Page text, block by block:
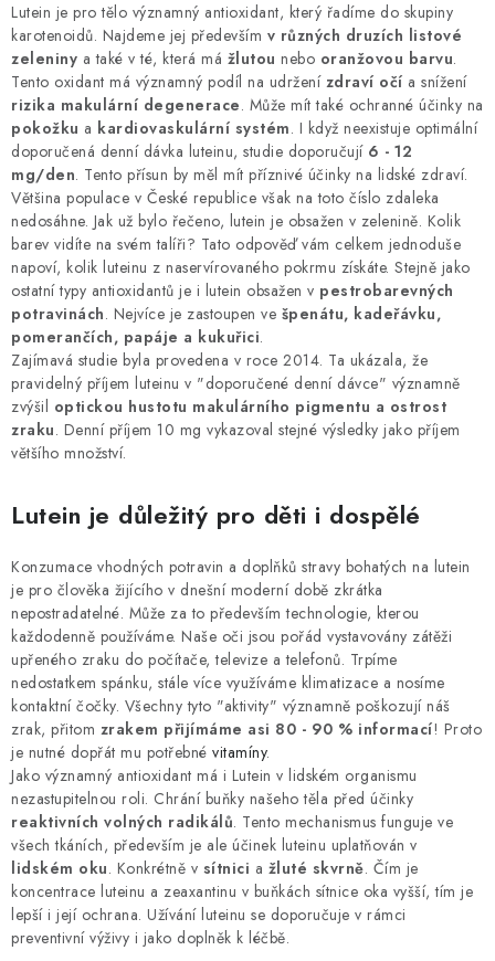
Lutein je pro tělo významný antioxidant, který řadíme do skupiny
karotenoidů. Najdeme jej především v různých druzích listové
zeleniny a také v té, která má žlutou nebo oranžovou barvu.
Tento oxidant má významný podíl na udržení zdraví očí a snížení
rizika makulární degenerace. Může mít také ochranné účinky na
pokožku a kardiovaskulární systém. I když neexistuje optimální
doporučená denní dávka luteinu, studie doporučují 6 - 12
mg/den. Tento přísun by měl mít příznivé účinky na lidské zdraví.
Většina populace v České republice však na toto číslo zdaleka
nedosáhne. Jak už bylo řečeno, lutein je obsažen v zelenině. Kolik
barev vidíte na svém talíři? Tato odpověď vám celkem jednoduše
napoví, kolik luteinu z naservírovaného pokrmu získáte. Stejně jako
ostatní typy antioxidantů je i lutein obsažen v pestrobarevných
potravinách. Nejvíce je zastoupen ve špenátu, kadeřávku,
pomerančích, papáje a kukuřici.
Zajímavá studie byla provedena v roce 2014. Ta ukázala, že
pravidelný příjem luteinu v "doporučené denní dávce" významně
zvýšil optickou hustotu makulárního pigmentu a ostrost
zraku. Denní příjem 10 mg vykazoval stejné výsledky jako příjem
většího množství.
Lutein je důležitý pro děti i dospělé
Konzumace vhodných potravin a doplňků stravy bohatých na lutein
je pro člověka žijícího v dnešní moderní době zkrátka
nepostradatelné. Může za to především technologie, kterou
každodenně používáme. Naše oči jsou pořád vystavovány zátěži
upřeného zraku do počítače, televize a telefonů. Trpíme
nedostatkem spánku, stále více využíváme klimatizace a nosíme
kontaktní čočky. Všechny tyto "aktivity" významně poškozují náš
zrak, přitom zrakem přijímáme asi 80 - 90 % informací! Proto
je nutné dopřát mu potřebné vitamíny.
Jako významný antioxidant má i Lutein v lidském organismu
nezastupitelnou roli. Chrání buňky našeho těla před účinky
reaktivních volných radikálů. Tento mechanismus funguje ve
všech tkáních, především je ale účinek luteinu uplatňován v
lidském oku. Konkrétně v sítnici a žluté skvrně. Čím je
koncentrace luteinu a zeaxantinu v buňkách sítnice oka vyšší, tím je
lepší i její ochrana. Užívání luteinu se doporučuje v rámci
preventivní výživy i jako doplněk k léčbě.